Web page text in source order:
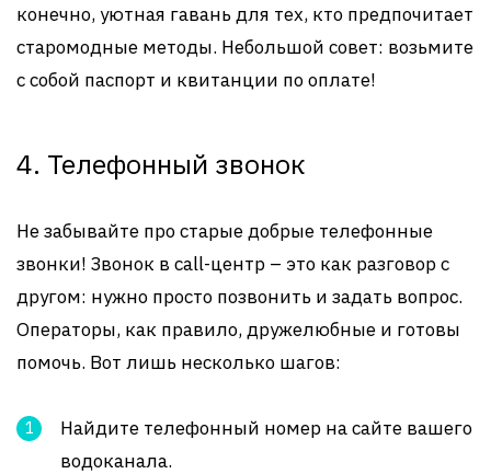
конечно, уютная гавань для тех, кто предпочитает
старомодные методы. Небольшой совет: возьмите
с собой паспорт и квитанции по оплате!
4. Телефонный звонок
Не забывайте про старые добрые телефонные
звонки! Звонок в call-центр – это как разговор с
другом: нужно просто позвонить и задать вопрос.
Операторы, как правило, дружелюбные и готовы
помочь. Вот лишь несколько шагов:
Найдите телефонный номер на сайте вашего
водоканала.